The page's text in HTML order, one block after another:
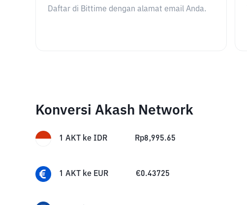
Daftar di Bittime dengan alamat email Anda.
Konversi Akash Network
1 AKT ke IDR Rp8,995.65
1 AKT ke EUR €0.43725